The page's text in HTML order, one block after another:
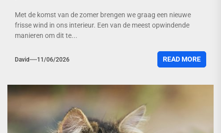
Met de komst van de zomer brengen we graag een nieuwe
frisse wind in ons interieur. Een van de meest opwindende
manieren om dit te...
David 11/06/2026 READ MORE